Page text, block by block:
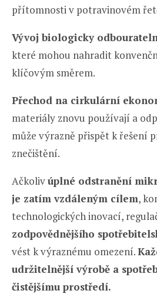
přítomnosti v potravinovém
Vývoj biologicky
které mohou nahradit
klíčovým směrem.
Přechod na cirkulární
materiály znovu používají a
může výrazně přispět k řešení
znečištění.
Ačkolivúplné odstranění
je zatím vzdáleným cílem,
technologických inovací,
zodpovědnějšího
vést k výraznému omezení.
udržitelnější výrobě a
čistějšímu prostředí.